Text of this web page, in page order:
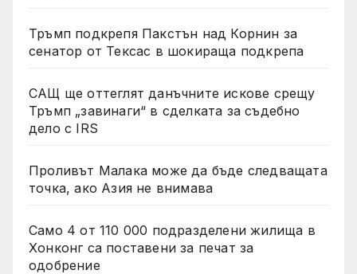
Тръмп подкрепя Пакстън над Корнин за
сенатор от Тексас в шокираща подкрепа
САЩ ще оттеглят данъчните искове срещу
Тръмп „завинаги“ в сделката за съдебно
дело с IRS
Проливът Малака може да бъде следващата
точка, ако Азия не внимава
Само 4 от 110 000 подразделени жилища в
Хонконг са поставени за печат за
одобрение